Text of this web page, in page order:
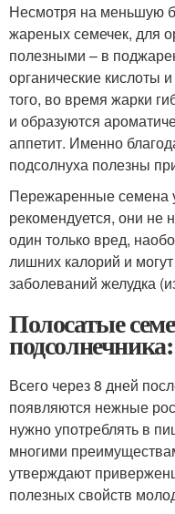
Несмотря на меньшую
жареных семечек, для
полезными – в
органические кислоты
того, во время жарки
и образуются
аппетит. Именно
подсолнуха полезны
Пережаренные семена
рекомендуется, они не
один только вред,
лишних калорий и
заболеваний желудка
Полосатые
Всего через 8 дней
появляются нежные
нужно употреблять в
многими
утверждают
полезных свойств